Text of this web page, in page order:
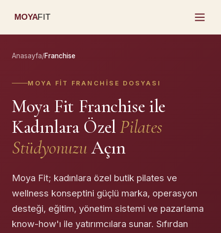
MOYAFIT
Anasayfa/Franchise
MOYA FIT FRANCHISE DOSYASI
Moya Fit Franchise ile
Kadınlara ÖzelPilates
StüdyonuzuAçın
Moya Fit; kadınlara özel butik pilates ve
wellness konseptini güçlü marka, operasyon
desteği, eğitim, yönetim sistemi ve pazarlama
know-how'ı ile yatırımcılara sunar. Sıfırdan